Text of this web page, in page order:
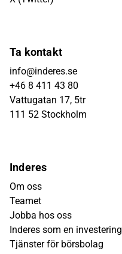
Ta kontakt
info@inderes.se
+46 8 411 43 80
Vattugatan 17, 5tr
111 52 Stockholm
Inderes
Om oss
Teamet
Jobba hos oss
Inderes som en investering
Tjänster för börsbolag